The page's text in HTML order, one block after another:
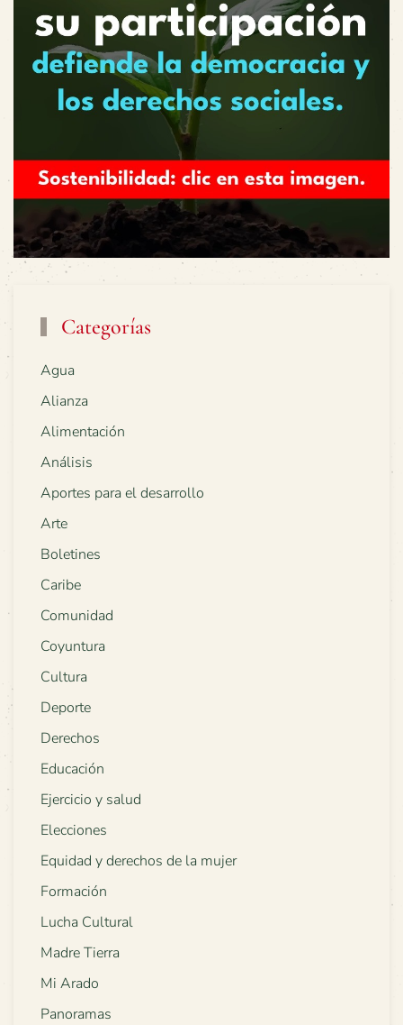
Categorías
Agua
Alianza
Alimentación
Análisis
Aportes para el desarrollo
Arte
Boletines
Caribe
Comunidad
Coyuntura
Cultura
Deporte
Derechos
Educación
Ejercicio y salud
Elecciones
Equidad y derechos de la mujer
Formación
Lucha Cultural
Madre Tierra
Mi Arado
Panoramas